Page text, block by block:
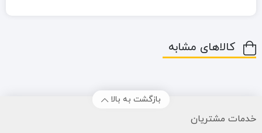
کالاهای مشابه
بازگشت به بالا
خدمات مشتریان